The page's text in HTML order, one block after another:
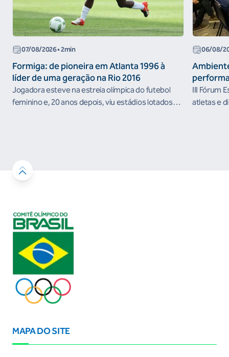
07/08/2026• 2min
Formiga: de pioneira em Atlanta 1996 à
líder de uma geração na Rio 2016
Jogadora esteve na estreia olímpica do futebol
feminino e, 20 anos depois, viu estádios lotados
06/08/
III Fórum
atletas e
MAPA DO SITE